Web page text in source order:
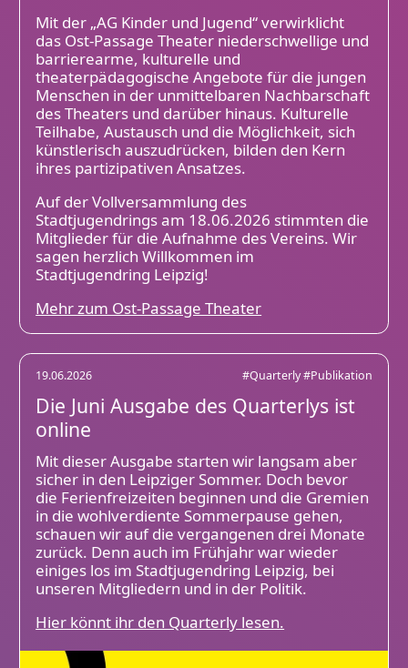
Mit der „AG Kinder und Jugend“ verwirklicht
das Ost-Passage Theater niederschwellige und
barrierearme, kulturelle und
theaterpädagogische Angebote für die jungen
Menschen in der unmittelbaren Nachbarschaft
des Theaters und darüber hinaus. Kulturelle
Teilhabe, Austausch und die Möglichkeit, sich
künstlerisch auszudrücken, bilden den Kern
ihres partizipativen Ansatzes.
Auf der Vollversammlung des
Stadtjugendrings am 18.06.2026 stimmten die
Mitglieder für die Aufnahme des Vereins. Wir
sagen herzlich Willkommen im
Stadtjugendring Leipzig!
Mehr zum Ost-Passage Theater
Die Juni Ausgabe des Quarterlys ist
online
Mit dieser Ausgabe starten wir langsam aber
sicher in den Leipziger Sommer. Doch bevor
die Ferienfreizeiten beginnen und die Gremien
in die wohlverdiente Sommerpause gehen,
schauen wir auf die vergangenen drei Monate
zurück. Denn auch im Frühjahr war wieder
einiges los im Stadtjugendring Leipzig, bei
unseren Mitgliedern und in der Politik.
Hier könnt ihr den Quarterly lesen.
19.06.2026 #Quarterly#Publikation